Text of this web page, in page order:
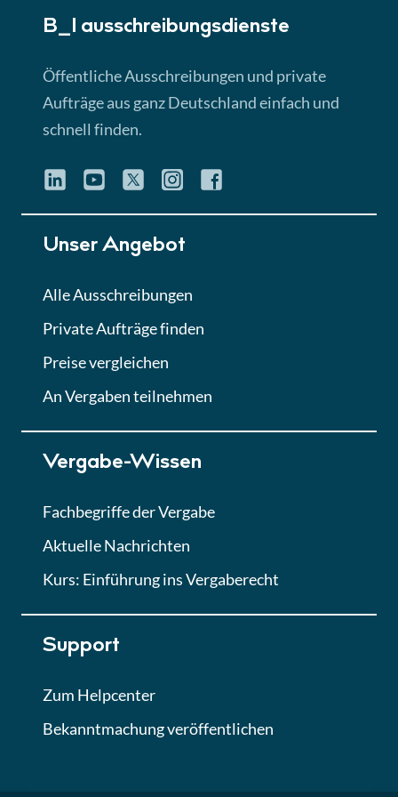
Lektion 3
► 4:31 Min
Quiz
Eignung im Vergabeverfahren
Lektion 6
Abgabe von Angeboten
Lektion
Lektion 7
Finales Quiz
B_I ausschreibungs­dienste
Öffentliche Ausschreibungen und private
Aufträge aus ganz Deutschland einfach und
schnell finden.
Unser Angebot
Alle Ausschreibungen
Private Aufträge finden
Preise vergleichen
An Vergaben teilnehmen
Vergabe-Wissen
Fachbegriffe der Vergabe
Aktuelle Nachrichten
Kurs: Einführung ins Vergaberecht
Support
Zum Helpcenter
Bekanntmachung veröffentlichen